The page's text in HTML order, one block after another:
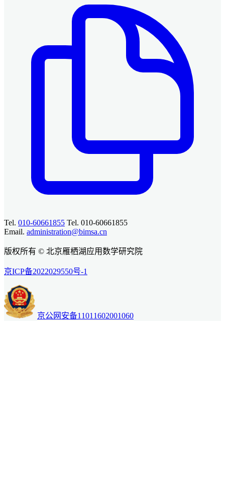
Tel. 010-60661855 Tel. 010-60661855
Email. administration@bimsa.cn
版权所有 © 北京雁栖湖应用数学研究院
京ICP备2022029550号-1
京公网安备11011602001060